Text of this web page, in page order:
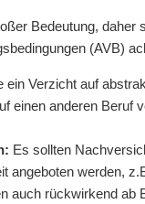
Bedeutung,
(AVB)
ein Verzicht auf
einen anderen Beruf
Es sollten
angeboten werden,
auch rückwirkend ab